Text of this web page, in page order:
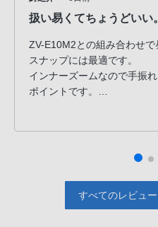
扱い易くてちょうどいい。
ZV-E10M2との組み合わせ
スナップには最適です。
インナーズームなので手振
ポイントです。
ますが満足しています。
すべてのレビュ